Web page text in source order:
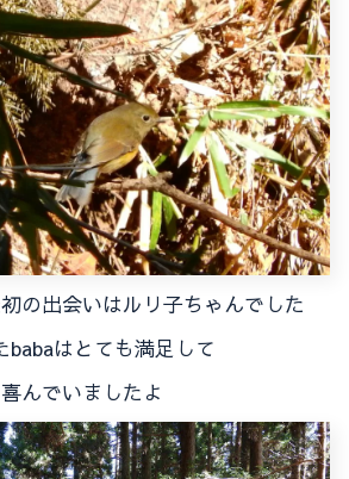
の出会いはルリ子ちゃんでした
babaはとても満足して
喜んでいましたよ